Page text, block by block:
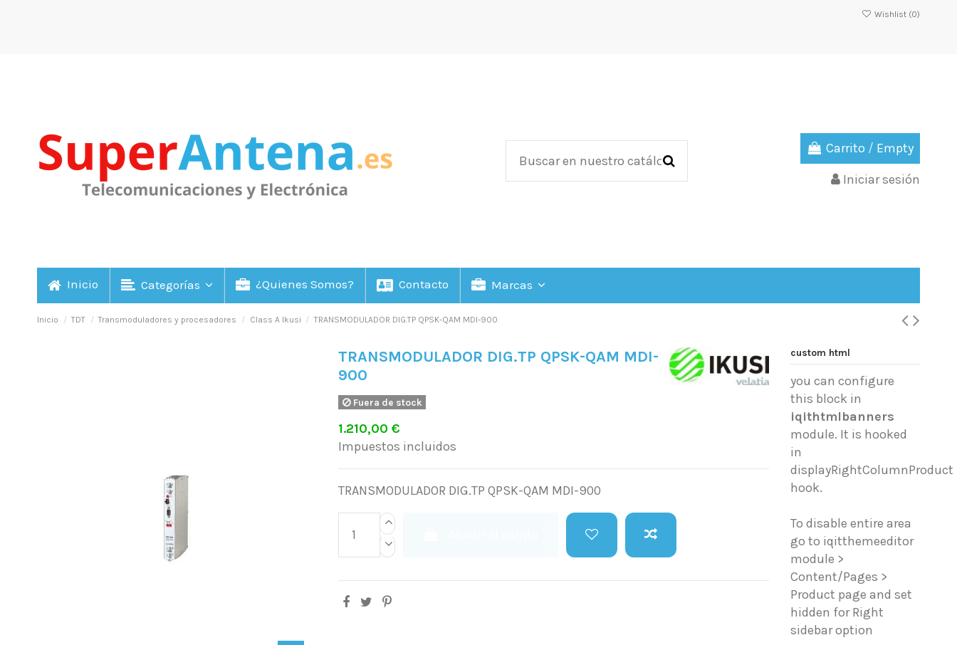
Wishlist (0)
Carrito / Empty
Iniciar sesión
Inicio Categorías ¿Quienes Somos? Contacto Marcas
Inicio TDT Transmoduladores y procesadores Class A Ikusi TRANSMODULADOR DIG.TP QPSK-QAM MDI-900
TRANSMODULADOR DIG.TP QPSK-QAM MDI-
900
Fuera de stock
1.210,00 €
Impuestos incluidos
TRANSMODULADOR DIG.TP QPSK-QAM MDI-900
custom html
you can configure
this block in
iqithtmlbanners
module. It is hooked
in
displayRightColumnProduct
hook.
To disable entire area
go to iqitthemeeditor
module >
Content/Pages >
Product page and set
hidden for Right
sidebar option